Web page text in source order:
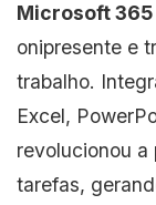
Microsoft
onipresente e
trabalho.
Excel,
revolucionou
tarefas,